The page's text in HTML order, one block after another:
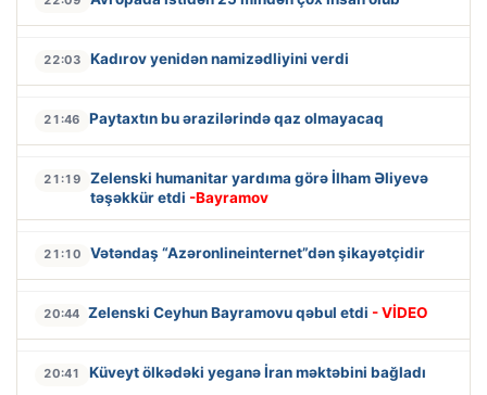
22:03 Kadırov yenidən namizədliyini verdi
21:46 Paytaxtın bu ərazilərində qaz olmayacaq
21:19
Zelenski humanitar yardıma görə İlham Əliyevə
təşəkkür etdi -Bayramov
21:10 Vətəndaş “Azəronlineinternet”dən şikayətçidir
20:44 Zelenski Ceyhun Bayramovu qəbul etdi - VİDEO
20:41 Küveyt ölkədəki yeganə İran məktəbini bağladı